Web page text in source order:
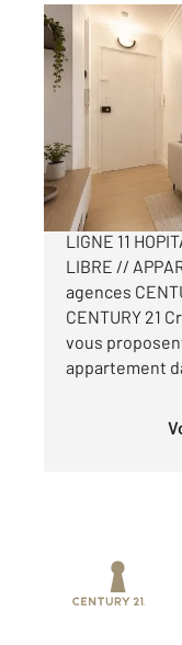
MONTREUIL 93
61 m
2, 4 pièces
Ref : 14249
193
MONTREUIL
LIGNE 11
LIBRE //
agences
CENTURY 21
vous
appartement